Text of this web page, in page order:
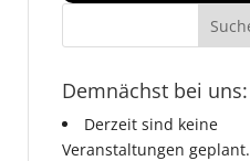
Demnächst bei uns:
Derzeit sind keine
Veranstaltungen geplant.